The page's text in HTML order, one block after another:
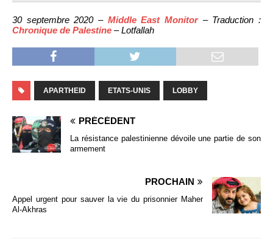
30 septembre 2020 – Middle East Monitor– Traduction :
Chronique de Palestine – Lotfallah
APARTHEID ETATS-UNIS LOBBY
PRÉCÉDENT
La résistance palestinienne dévoile une partie de son
armement
PROCHAIN
Appel urgent pour sauver la vie du prisonnier Maher
Al-Akhras